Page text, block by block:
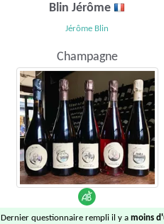
Blin Jérôme
Jérôme Blin
Champagne
Dernier questionnaire rempli il y amoins